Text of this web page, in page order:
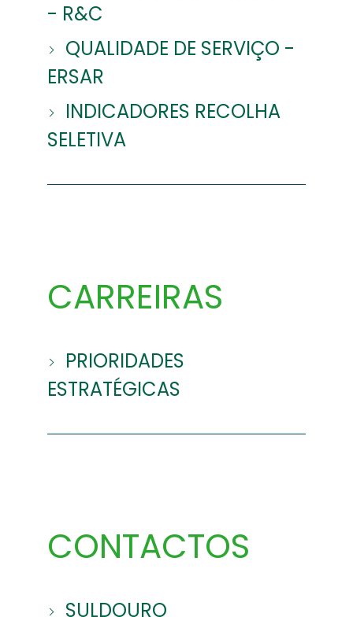
- R&C
QUALIDADE DE SERVIÇO -
ERSAR
INDICADORES RECOLHA
SELETIVA
CARREIRAS
PRIORIDADES
ESTRATÉGICAS
CONTACTOS
SULDOURO